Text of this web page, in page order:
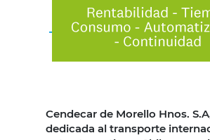
Cendecar de Morello Hnos.
dedicada al transporte